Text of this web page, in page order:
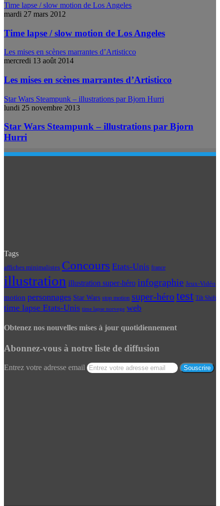
Time lapse / slow motion de Los Angeles
mardi 27 mars 2012
Time lapse / slow motion de Los Angeles
Les mises en scènes marrantes d’Artisticco
mercredi 13 août 2014
Les mises en scènes marrantes d’Artisticco
Star Wars Steampunk – illustrations par Bjorn Hurri
lundi 25 novembre 2013
Star Wars Steampunk – illustrations par Bjorn
Hurri
Tags
affiches minimalistes Concours Etats-Unis france
illustration illustration super-héro infographie Jeux-Vidéo
motion personnages Star Wars stop motion super-hérotest Tilt Shift
time lapse Etats-Unis time lapse norvege web
Obtenez nos nouvelles mises à jour quotidiennement
Abonnez-vous à notre liste de diffusion
Entrez votre adresse email